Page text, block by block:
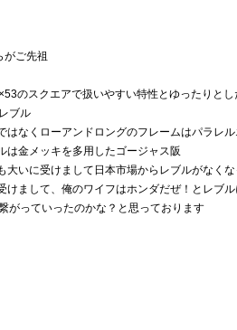
がご先祖
のスクエアで扱いやすい特性とゆったりと
ブル
はなくローアンドロングのフレームはパラレ
は金メッキを多用したゴージャス阪
大いに受けまして日本市場からレブルがなく
けまして、俺のワイフはホンダだぜ！とレブ
がっていったのかな？と思っております